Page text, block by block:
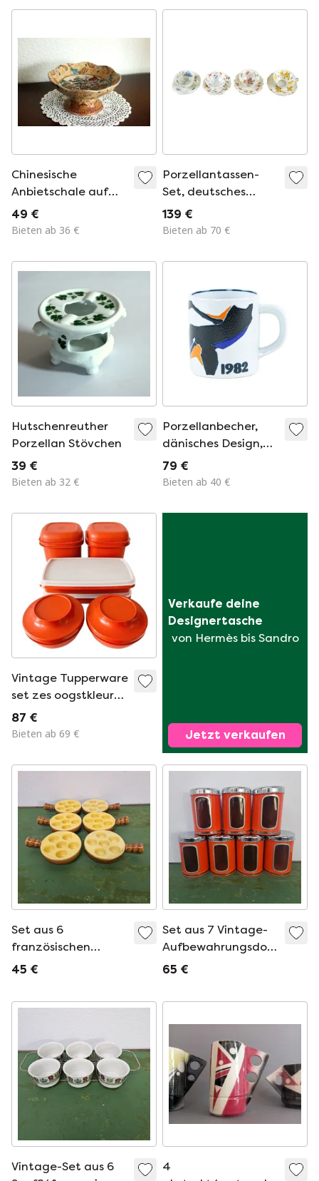
Century Home Bar
Chinesische
Anbietschale auf
Fuß - Keramik
49 €
Bieten ab 36 €
Porzellantassen-
Set, deutsches
Design, 20.
Jahrhundert,
Deutschland
139 €
Bieten ab 70 €
Hutschenreuther
Porzellan Stövchen
39 €
Bieten ab 32 €
Porzellanbecher,
dänisches Design,
1982, Designerin:
Inge-Lise Koefoed,
Copenhagen
79 €
Bieten ab 40 €
Vintage Tupperware
set zes oogstkleur
oranje roestbruine
kommen
vershoudbakjes
87 €
Bieten ab 69 €
Verkaufe deine
Designertasche
von Hermès bis Sandro
Jetzt verkaufen
Set aus 6
französischen
Schneckenschalen
Schalen.
45 €
Set aus 7 Vintage-
Aufbewahrungsdosen,
Küchenbehältern,
Brabantia
65 €
Vintage-Set aus 6
4